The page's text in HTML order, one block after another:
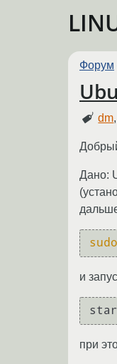
Форум
dm,
Дано:
sudo
и
при